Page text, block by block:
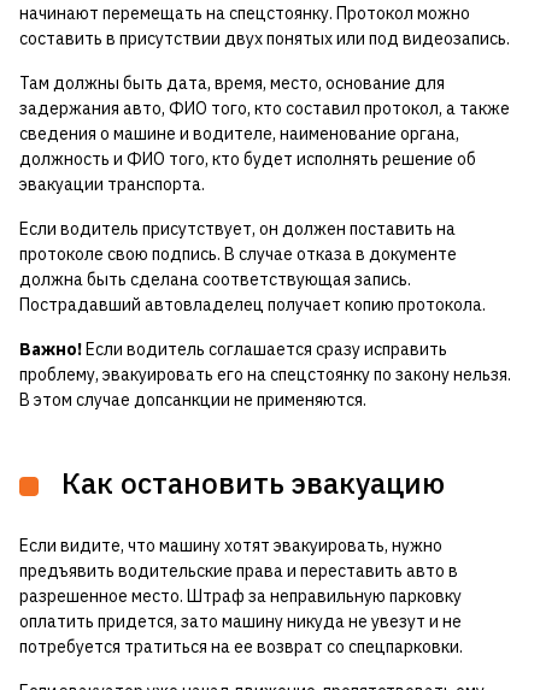
начинают перемещать на спецстоянку. Протокол можно
составить в присутствии двух понятых или под видеозапись.
Там должны быть дата, время, место, основание для
задержания авто, ФИО того, кто составил протокол, а также
сведения о машине и водителе, наименование органа,
должность и ФИО того, кто будет исполнять решение об
эвакуации транспорта.
Если водитель присутствует, он должен поставить на
протоколе свою подпись. В случае отказа в документе
должна быть сделана соответствующая запись.
Пострадавший автовладелец получает копию протокола.
Важно!Если водитель соглашается сразу исправить
проблему, эвакуировать его на спецстоянку по закону нельзя.
В этом случае допсанкции не применяются.
Как остановить эвакуацию
Если видите, что машину хотят эвакуировать, нужно
предъявить водительские права и переставить авто в
разрешенное место. Штраф за неправильную парковку
оплатить придется, зато машину никуда не увезут и не
потребуется тратиться на ее возврат со спецпарковки.